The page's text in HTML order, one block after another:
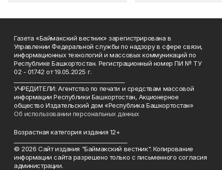
Газета «Баймакский вестник» зарегистрирована в
Управлении Федеральной службы по надзору в сфере связи,
информационных технологий и массовых коммуникаций по
Республике Башкортостан. Регистрационный номер ПИ № ТУ
02 - 01742 от 19.05.2025 г.
УЧРЕДИТЕЛИ: Агентство по печати и средствам массовой
информации Республики Башкортостан, Акционерное
общество Издательский дом «Республика Башкортостан»
Об использовании персональных данных
Возрастная категория издания 12+
© 2026 Сайт издания "Баймакский вестник". Копирование
информации сайта разрешено только с письменного согласия
администрации.